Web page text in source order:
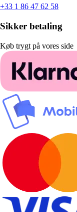
+33 1 86 47 62 58
Sikker betaling
Køb trygt på vores side